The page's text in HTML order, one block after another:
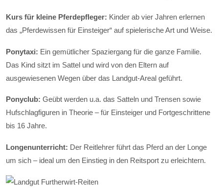
Kurs für kleine Pferdepfleger: Kinder ab vier Jahren erlernen
das „Pferdewissen für Einsteiger“ auf spielerische Art und Weise.
Ponytaxi: Ein gemütlicher Spaziergang für die ganze Familie.
Das Kind sitzt im Sattel und wird von den Eltern auf
ausgewiesenen Wegen über das Landgut-Areal geführt.
Ponyclub: Geübt werden u.a. das Satteln und Trensen sowie
Hufschlagfiguren in Theorie – für Einsteiger und Fortgeschrittene
bis 16 Jahre.
Longenunterricht: Der Reitlehrer führt das Pferd an der Longe
um sich – ideal um den Einstieg in den Reitsport zu erleichtern.